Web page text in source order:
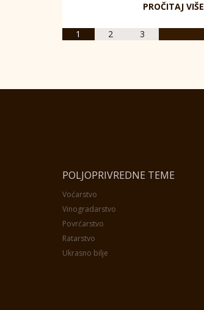
PROČITAJ VIŠE
1 2 3
POLJOPRIVREDNE TEME
Voćarstvo
Vinogradarstvo
Povrćarstvo
Ratarstvo
Ukrasno bilje